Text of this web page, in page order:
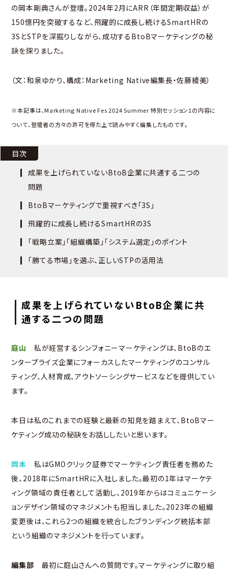
の岡本剛典さんが登壇。2024年2月にARR（年間定期収益）が
150億円を突破するなど、飛躍的に成長し続けるSmartHRの
3SとSTPを深掘りしながら、成功するBtoBマーケティングの秘
訣を探りました。
（文：和泉ゆかり、構成：Marketing Native編集長・佐藤綾美）
※本記事は、Marketing Native Fes 2024 Summer 特別セッション1の内容に
ついて、登壇者の方々の許可を得た上で読みやすく編集したものです。
目次
成果を上げられていないBtoB企業に共通する二つの
問題
BtoBマーケティングで重視すべき「3S」
飛躍的に成長し続けるSmartHRの3S
「戦略立案」「組織構築」「システム選定」のポイント
「勝てる市場」を選ぶ、正しいSTPの活用法
成果を上げられていないBtoB企業に共
通する二つの問題
庭山 私が経営するシンフォニーマーケティングは、BtoBのエ
ンタープライズ企業にフォーカスしたマーケティングのコンサル
ティング、人材育成、アウトソーシングサービスなどを提供してい
ます。
本日は私のこれまでの経験と最新の知見を踏まえて、BtoBマー
ケティング成功の秘訣をお話ししたいと思います。
岡本 私はGMOクリック証券でマーケティング責任者を務めた
後、2018年にSmartHRに入社しました。最初の1年はマーケテ
ィング領域の責任者として活動し、2019年からはコミュニケーシ
ョンデザイン領域のマネジメントも担当しました。2023年の組織
変更後は、これら2つの組織を統合したブランディング統括本部
という組織のマネジメントを行っています。
編集部 最初に庭山さんへの質問です。マーケティングに取り組